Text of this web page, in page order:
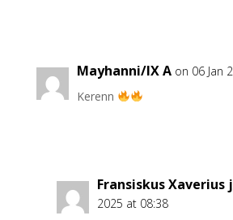
Mayhanni/IX A on 06 Jan
Kerenn
Fransiskus Xaverius
2025 at 08:38